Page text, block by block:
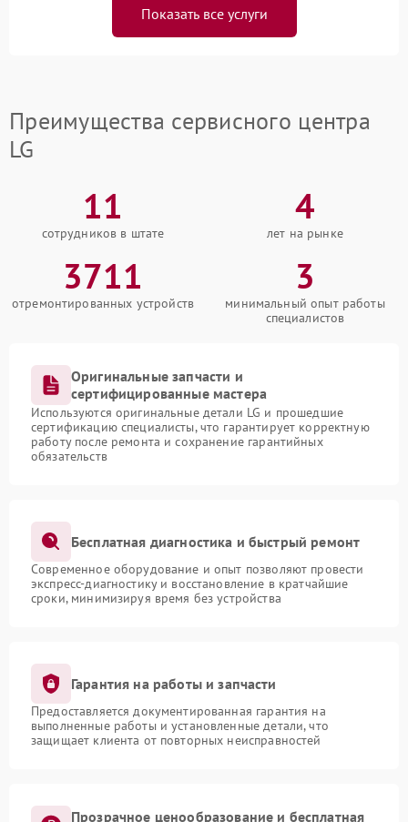
Показать все услуги
Преимущества сервисного центра
LG
11
сотрудников в штате
4
лет на рынке
3711
отремонтированных устройств
3
минимальный опыт работы
специалистов
Оригинальные запчасти и
сертифицированные мастера
Используются оригинальные детали LG и прошедшие
сертификацию специалисты, что гарантирует корректную
работу после ремонта и сохранение гарантийных
обязательств
Бесплатная диагностика и быстрый ремонт
Современное оборудование и опыт позволяют провести
экспресс-диагностику и восстановление в кратчайшие
сроки, минимизируя время без устройства
Гарантия на работы и запчасти
Предоставляется документированная гарантия на
выполненные работы и установленные детали, что
защищает клиента от повторных неисправностей
Прозрачное ценообразование и бесплатная